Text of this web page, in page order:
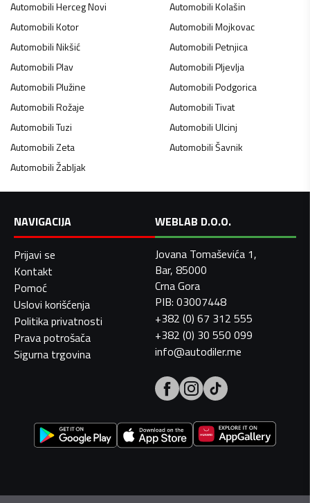
AutomobiliHerceg Novi AutomobiliKolašin
AutomobiliKotor AutomobiliMojkovac
AutomobiliNikšić AutomobiliPetnjica
AutomobiliPlav AutomobiliPljevlja
AutomobiliPlužine AutomobiliPodgorica
AutomobiliRožaje AutomobiliTivat
AutomobiliTuzi AutomobiliUlcinj
AutomobiliZeta AutomobiliŠavnik
AutomobiliŽabljak
NAVIGACIJA
Prijavi se
Kontakt
Pomoć
Uslovi korišćenja
Politika privatnosti
Prava potrošača
Sigurna trgovina
WEBLAB D.O.O.
Jovana Tomaševića 1,
Bar, 85000
Crna Gora
PIB: 03007448
+382 (0) 67 312 555
+382 (0) 30 550 099
info@autodiler.me